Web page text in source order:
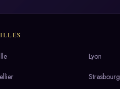
Lyon
Strasbourg